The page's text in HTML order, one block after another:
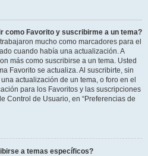
como Favorito y suscribirme a un tema?
mucho como marcadores para el
cuando había una actualización. A
más como suscribirse a un tema. Usted
Favorito se actualiza. Al suscribirte, sin
actualización de un tema, o foro en el
para los Favoritos y las suscripciones
Control de Usuario, en “Preferencias de
a temas específicos?